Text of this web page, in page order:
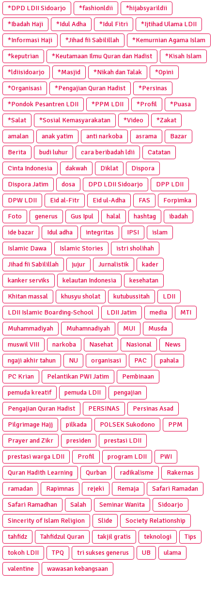
*DPD LDII Sidoarjo *fashionldii
*hijabsyarildii
*Ibadah Haji
*Idul Adha *Idul Fitri
*Ijtihad Ulama LDII
*Informasi Haji
*Jihad fii Sabilillah
*Kemurnian Agama Islam
*keputrian
*Keutamaan Ilmu Quran dan Hadist
*Kisah Islam
*ldiisidoarjo
*Masjid *Nikah dan Talak
*Opini
*Organisasi
*Pengajian Quran Hadist
*Persinas
*Pondok Pesantren LDII
*PPM LDII *Profil
*Puasa
*Salat
*Sosial Kemasyarakatan *Video
*Zakat
amalan
anak yatim anti narkoba asrama
Bazar
Berita
budi luhur cara beribadah ldii
Catatan
Cinta Indonesia
dakwah Diklat
Dispora
Dispora Jatim
dosa DPD LDII Sidoarjo
DPP LDII
DPW LDII
Eid al-Fitr Eid ul-Adha FAS
Forpimka
Foto
generus Gus Ipul halal hashtag
ibadah
ide bazar
Idul adha integritas IPSI
islam
Islamic Dawa
Islamic Stories
istri sholihah
Jihad fii Sabilillah
jujur Jurnalistik
kader
kanker serviks
kelautan Indonesia
kesehatan
Khitan massal
khusyu sholat kutubussitah
LDII
LDII Islamic Boarding-School
LDII Jatim media
MTI
Muhammadiyah
Muhamnadiyah MUI
Musda
muswil VIII
narkoba Nasehat Nasional
News
ngaji akhir tahun
NU organisasi PAC
pahala
PC Krian
Pelantikan PWI Jatim
Pembinaan
pemuda kreatif
pemuda LDII
pengajian
Pengajian Quran Hadist
PERSINAS
Persinas Asad
Pilgrimage Hajj
pilkada POLSEK Sukodono
PPM
Prayer and Zikr
presiden
prestasi LDII
prestasi warga LDII
Profil program LDII
PWI
Quran Hadith Learning
Qurban radikalisme
Rakernas
ramadan
Rapimnas rejeki Remaja
Safari Ramadan
Safari Ramadhan
Salah Seminar Wanita
Sidoarjo
Sincerity of Islam Religion
Slide
Society Relationship
tahfidz
Tahfidzul Quran takjil gratis teknologi
Tips
tokoh LDII
TPQ tri sukses generus UB
ulama
valentine
wawasan kebangsaan